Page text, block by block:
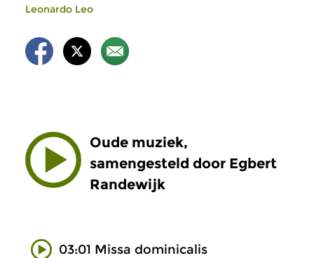
Leonardo Leo
Oude muziek,
samengesteld door Egbert
Randewijk
03:01 Missa dominicalis